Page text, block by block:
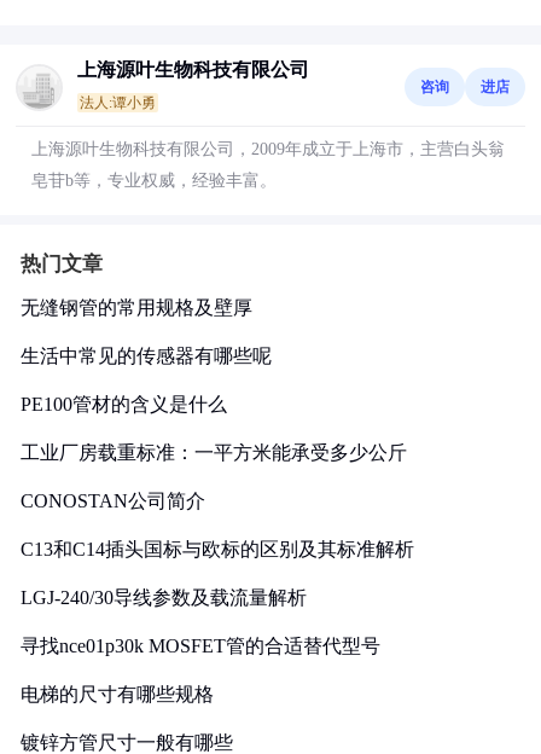
上海源叶生物科技有限公司
法人:谭小勇
咨询 进店
上海源叶生物科技有限公司，2009年成立于上海市，主营白头翁
皂苷b等，专业权威，经验丰富。
热门文章
无缝钢管的常用规格及壁厚
生活中常见的传感器有哪些呢
PE100管材的含义是什么
工业厂房载重标准：一平方米能承受多少公斤
CONOSTAN公司简介
C13和C14插头国标与欧标的区别及其标准解析
LGJ-240/30导线参数及载流量解析
寻找nce01p30k MOSFET管的合适替代型号
电梯的尺寸有哪些规格
镀锌方管尺寸一般有哪些